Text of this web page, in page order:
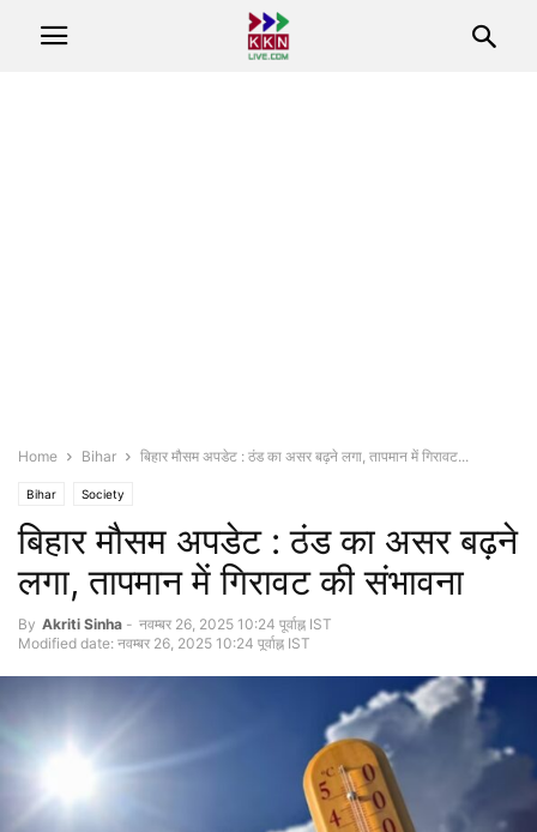
Home Bihar बिहार मौसम अपडेट : ठंड का असर बढ़ने लगा, तापमान में गिरावट...
Bihar Society
बिहार मौसम अपडेट : ठंड का असर बढ़ने
लगा, तापमान में गिरावट की संभावना
By Akriti Sinha - नवम्बर 26, 2025 10:24 पूर्वाह्न IST
Modified date: नवम्बर 26, 2025 10:24 पूर्वाह्न IST